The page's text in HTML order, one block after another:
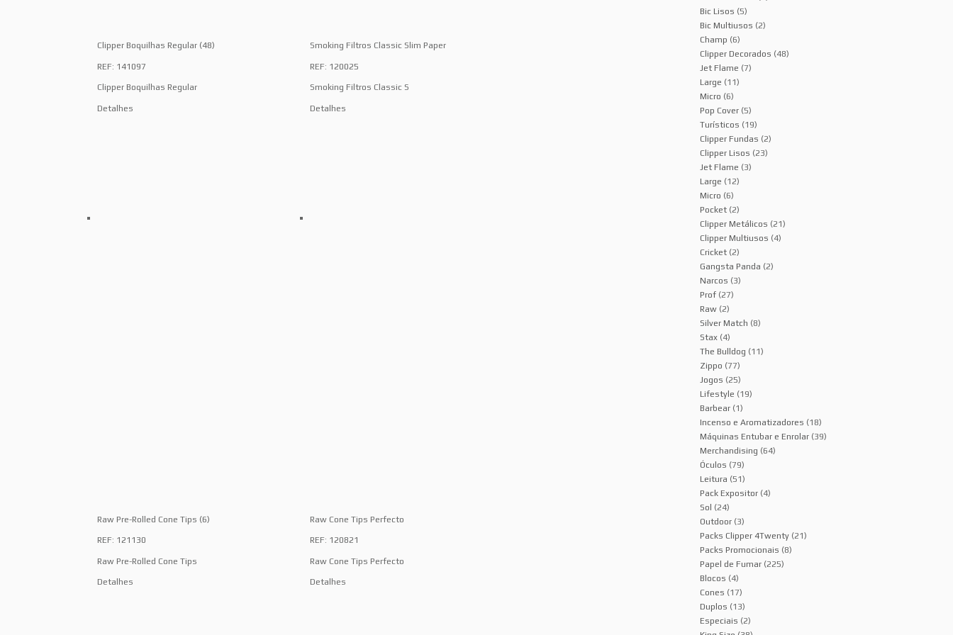
Clipper Boquilhas Regular (48)
REF: 141097
Clipper Boquilhas Regular
Detalhes
Smoking Filtros Classic Slim Paper
REF: 120025
Smoking Filtros Classic S
Detalhes
Raw Pre-Rolled Cone Tips (6)
REF: 121130
Raw Pre-Rolled Cone Tips
Detalhes
Raw Cone Tips Perfecto
REF: 120821
Raw Cone Tips Perfecto
Detalhes
Bic Lisos (5)
Bic Multiusos (2)
Champ (6)
Clipper Decorados (48)
Jet Flame (7)
Large (11)
Micro (6)
Pop Cover (5)
Turísticos (19)
Clipper Fundas (2)
Clipper Lisos (23)
Jet Flame (3)
Large (12)
Micro (6)
Pocket (2)
Clipper Metálicos (21)
Clipper Multiusos (4)
Cricket (2)
Gangsta Panda (2)
Narcos (3)
Prof (27)
Raw (2)
Silver Match (8)
Stax (4)
The Bulldog (11)
Zippo (77)
Jogos (25)
Lifestyle (19)
Barbear (1)
Incenso e Aromatizadores (18)
Máquinas Entubar e Enrolar (39)
Merchandising (64)
Óculos (79)
Leitura (51)
Pack Expositor (4)
Sol (24)
Outdoor (3)
Packs Clipper 4Twenty (21)
Packs Promocionais (8)
Papel de Fumar (225)
Blocos (4)
Cones (17)
Duplos (13)
Especiais (2)